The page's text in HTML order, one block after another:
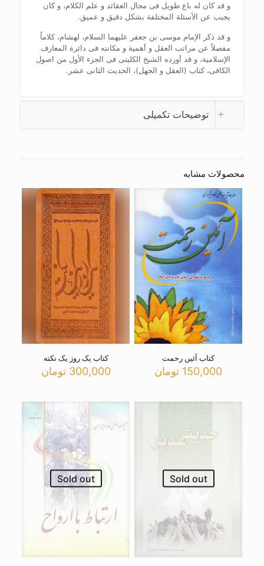
و قد کان له باع طویل فی مجال العقائد و علم الکلام، و کان
یجیب عن الأسئلة المختلفة بشکل دقیق و عمیق.
و قد ذکر الإمام موسی بن جعفر علیهما السلام، لهشام، کلاماً
مفصلاً عن مراتب العقل و أهمیة و مکانته فی دائرة المعارف
الإسلامیة، و قد أورده الشیخ الکلینی فی الجزء الأول من اصول
الکافی، کتاب (العقل و الجهل)، الحدیث الثانی عشر.
توضیحات تکمیلی
محصولات مشابه
کتاب آئین رحمت
150,000 تومان
کتاب یک روز یک نکته
300,000 تومان
Sold out
Sold out